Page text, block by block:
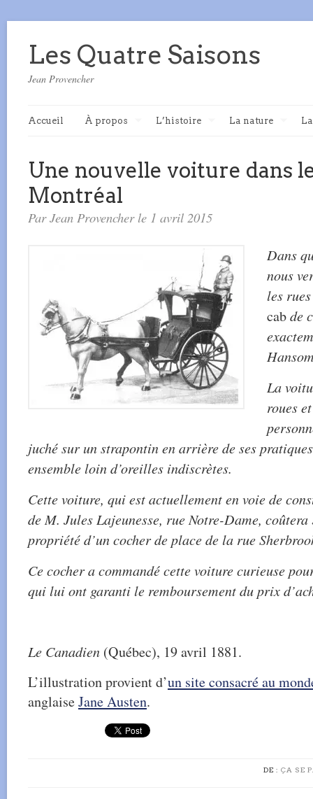
Les Quatre Saisons
Jean Provencher
Accueil À propos L’histoire La nature
Une nouvelle voiture dans
Montréal
Par Jean Provencher le 1 avril 2015
Dans
nous
les
cabde
La
roues
juché sur un strapontin en arrière de ses
ensemble loin d’oreilles indiscrètes.
Cette voiture, qui est actuellement en voie de
de M. Jules Lajeunesse, rue Notre-Dame,
propriété d’un cocher de place de la rue
Ce cocher a commandé cette voiture curieuse
qui lui ont garanti le remboursement du prix
Le Canadien (Québec), 19 avril 1881.
L’illustration provient d’un site consacré au
anglaiseJane Austen.
DE : ÇA SE